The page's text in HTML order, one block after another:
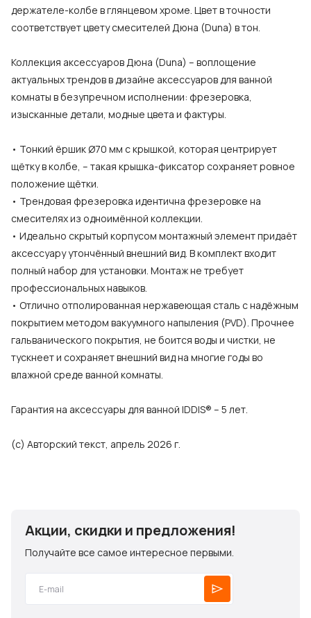
держателе-колбе в глянцевом хроме. Цвет в точности
соответствует цвету смесителей Дюна (Duna) в тон.
Коллекция аксессуаров Дюна (Duna) – воплощение
актуальных трендов в дизайне аксессуаров для ванной
комнаты в безупречном исполнении: фрезеровка,
изысканные детали, модные цвета и фактуры.
• Тонкий ёршик Ø70 мм с крышкой, которая центрирует
щётку в колбе, – такая крышка-фиксатор сохраняет ровное
положение щётки.
• Трендовая фрезеровка идентична фрезеровке на
смесителях из одноимённой коллекции.
• Идеально скрытый корпусом монтажный элемент придаёт
аксессуару утончённый внешний вид. В комплект входит
полный набор для установки. Монтаж не требует
профессиональных навыков.
• Отлично отполированная нержавеющая сталь с надёжным
покрытием методом вакуумного напыления (PVD). Прочнее
гальванического покрытия, не боится воды и чистки, не
тускнеет и сохраняет внешний вид на многие годы во
влажной среде ванной комнаты.
Гарантия на аксессуары для ванной IDDIS® – 5 лет.
(с) Авторский текст, апрель 2026 г.
Акции, скидки и предложения!
Получайте все самое интересное первыми.